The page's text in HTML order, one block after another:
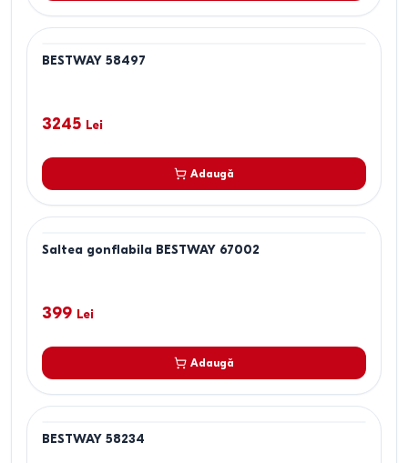
BESTWAY 58497
3245 Lei
Adaugă
Saltea gonflabila BESTWAY 67002
399 Lei
Adaugă
BESTWAY 58234